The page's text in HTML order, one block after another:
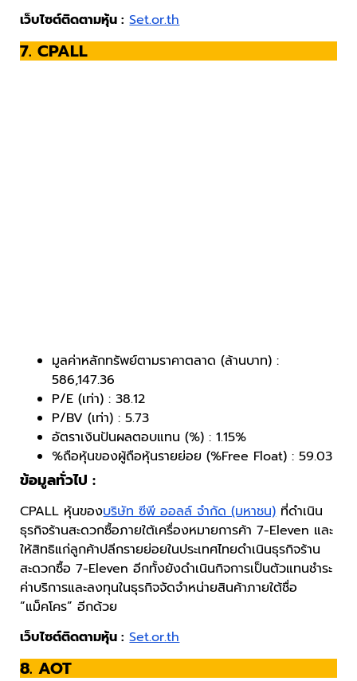
เว็บไซต์ติดตามหุ้น : Set.or.th
7. CPALL
มูลค่าหลักทรัพย์ตามราคาตลาด (ล้านบาท) :
586,147.36
P/E (เท่า) : 38.12
P/BV (เท่า) : 5.73
อัตราเงินปันผลตอบแทน (%) : 1.15%
%ถือหุ้นของผู้ถือหุ้นรายย่อย (%Free Float) : 59.03
ข้อมูลทั่วไป :
CPALL หุ้นของบริษัท ซีพี ออลล์ จำกัด (มหาชน)ที่ดำเนิน
ธุรกิจร้านสะดวกซื้อภายใต้เครื่องหมายการค้า 7-Eleven และ
ให้สิทธิแก่ลูกค้าปลีกรายย่อยในประเทศไทยดำเนินธุรกิจร้าน
สะดวกซื้อ 7-Eleven อีกทั้งยังดำเนินกิจการเป็นตัวแทนชำระ
ค่าบริการและลงทุนในธุรกิจจัดจำหน่ายสินค้าภายใต้ชื่อ
“แม็คโคร” อีกด้วย
เว็บไซต์ติดตามหุ้น : Set.or.th
8. AOT